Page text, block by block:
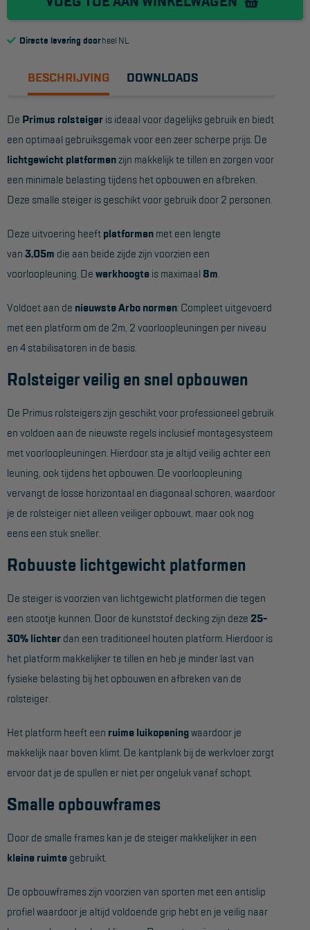
Reddingsmiddelen
CombiDeals
MAATWERK
VERHUUR
Steigers
Rolsteigers
Schilderstellingen
Gevelsteigers
Steiger overkapping
Hangbruginstallaties
Gevelrenovatie
Industrieel onderhoud
Telescoop hoogwerkers
Knikarmhoogwerkers
Masthoogwerkers
Autohoogwerkers
Project toepassingen
Laagbouw
Hoogbouw
Projectvoorbeelden
KEURING
Keuring en Inspectie
Ladders en trappen
Steigers
Valbeveiliging
Reparatie en onderhoud
Directe levering doorheel NL
BESCHRIJVING DOWNLOADS
De Primus rolsteiger is ideaal voor dagelijks gebruik en biedt
een optimaal gebruiksgemak voor een zeer scherpe prijs. De
lichtgewicht platformenzijn makkelijk te tillen en zorgen voor
een minimale belasting tijdens het opbouwen en afbreken.
Deze smalle steiger is geschikt voor gebruik door 2 personen.
Deze uitvoering heeft platformen met een lengte
van 3,05m die aan beide zijde zijn voorzien een
voorloopleuning. De werkhoogte is maximaal 8m
Voldoet aan de nieuwste Arbo normen: Compleet uitgevoerd
met een platform om de 2m, 2 voorloopleuningen per niveau
en 4 stabilisatoren in de basis.
Rolsteiger veilig en snel opbouwen
De Primus rolsteigers zijn geschikt voor professioneel gebruik
en voldoen aan de nieuwste regels inclusief montagesysteem
met voorloopleuningen. Hierdoor sta je altijd veilig achter een
leuning, ook tijdens het opbouwen. De voorloopleuning
vervangt de losse horizontaal en diagonaal schoren, waardoor
je de rolsteiger niet alleen veiliger opbouwt, maar ook nog
eens een stuk sneller.
Robuuste lichtgewicht platformen
De steiger is voorzien van lichtgewicht platformen die tegen
een stootje kunnen. Door de kunststof decking zijn deze 25-
30% lichter dan een traditioneel houten platform. Hierdoor is
het platform makkelijker te tillen en heb je minder last van
fysieke belasting bij het opbouwen en afbreken van de
rolsteiger.
Het platform heeft een ruime luikopeningwaardoor je
makkelijk naar boven klimt. De kantplank bij de werkvloer zorgt
ervoor dat je de spullen er niet per ongeluk vanaf schopt.
Smalle opbouwframes
Door de smalle frames kan je de steiger makkelijker in een
kleine ruimte gebruikt.
De opbouwframes zijn voorzien van sporten met een antislip
profiel waardoor je altijd voldoende grip hebt en je veilig naar